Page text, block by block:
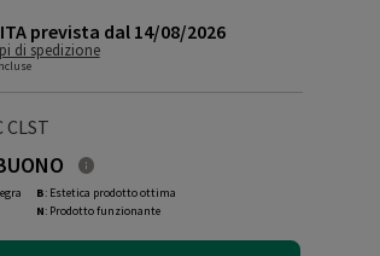
prevista dal 14/08/2026
di spedizione
CLST
B: Estetica prodotto ottima
N: Prodotto funzionante